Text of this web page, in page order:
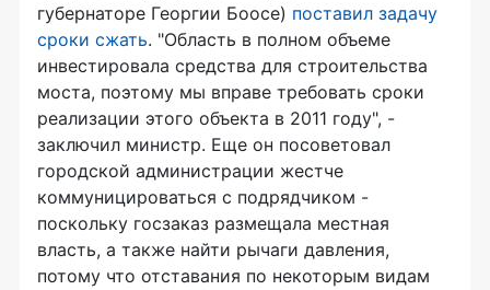
губернаторе Георгии Боосе) поставил задачу
сроки сжать. "Область в полном объеме
инвестировала средства для строительства
моста, поэтому мы вправе требовать сроки
реализации этого объекта в 2011 году", -
заключил министр. Еще он посоветовал
городской администрации жестче
коммуницироваться с подрядчиком -
поскольку госзаказ размещала местная
власть, а также найти рычаги давления,
потому что отставания по некоторым видам